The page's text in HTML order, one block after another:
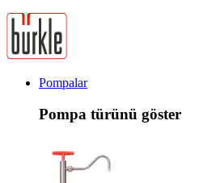
Pompalar
Pompa türünü göster